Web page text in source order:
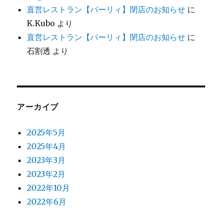
直営レストラン【バーリィ】閉店のお知らせ に
K.Kubo より
直営レストラン【バーリィ】閉店のお知らせ に
石割透 より
アーカイブ
2025年5月
2025年4月
2023年3月
2023年2月
2022年10月
2022年6月